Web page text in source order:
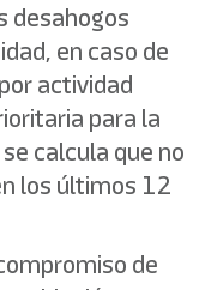
desahogos
en caso de
actividad
para la
calcula que no
los últimos 12
de